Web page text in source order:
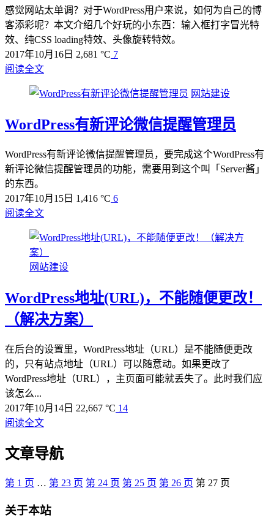
感觉网站太单调？对于WordPress用户来说，如何为自己的博
客添彩呢？本文介绍几个好玩的小东西：输入框打字冒光特
效、纯CSS loading特效、头像旋转特效。
2017年10月16日 2,681 °C 7
阅读全文
网站建设
WordPress有新评论微信提醒管理员
WordPress有新评论微信提醒管理员，要完成这个WordPress有
新评论微信提醒管理员的功能，需要用到这个叫「Server酱」
的东西。
2017年10月15日 1,416 °C 6
阅读全文
网站建设
WordPress地址(URL)，不能随便更改！
（解决方案）
在后台的设置里，WordPress地址（URL）是不能随便更改
的，只有站点地址（URL）可以随意动。如果更改了
WordPress地址（URL），主页面可能就丢失了。此时我们应
该怎么...
2017年10月14日 22,667 °C 14
阅读全文
文章导航
第 1 页 … 第 23 页 第 24 页 第 25 页 第 26 页 第 27 页
关于本站